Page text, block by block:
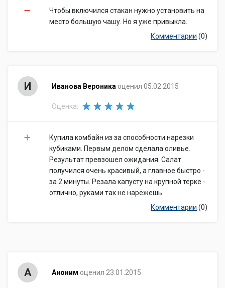
Чтобы включился стакан нужно установить на
место большую чашу. Но я уже привыкла.
Комментарии (0)
И Иванова Вероника оценил 05.02.2015
Оценка:
Купила комбайн из за способности нарезки
кубиками. Первым делом сделала оливье.
Результат превзошел ожидания. Салат
получился очень красивый, а главное быстро -
за 2 минуты. Резала капусту на крупной терке -
отлично, руками так не нарежешь.
Комментарии (0)
А Аноним оценил 23.01.2015